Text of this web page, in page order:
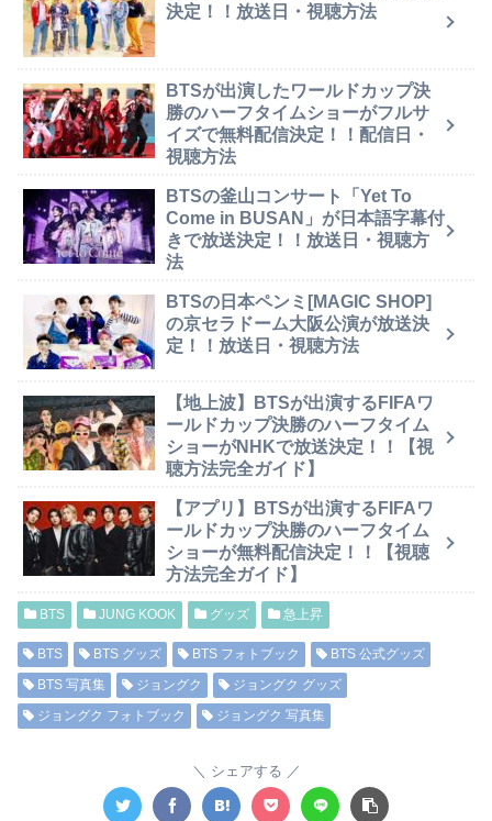
決定！！放送日・視聴方法
BTSが出演したワールドカップ決
勝のハーフタイムショーがフルサ
イズで無料配信決定！！配信日・
視聴方法
BTSの釜山コンサート「Yet To
Come in BUSAN」が日本語字幕付
きで放送決定！！放送日・視聴方
法
BTSの日本ペンミ[MAGIC SHOP]
の京セラドーム大阪公演が放送決
定！！放送日・視聴方法
【地上波】BTSが出演するFIFAワ
ールドカップ決勝のハーフタイム
ショーがNHKで放送決定！！【視
聴方法完全ガイド】
【アプリ】BTSが出演するFIFAワ
ールドカップ決勝のハーフタイム
ショーが無料配信決定！！【視聴
方法完全ガイド】
BTS JUNG KOOK グッズ 急上昇
BTS BTS グッズ BTS フォトブック
BTS 公式グッズ
BTS 写真集
ジョングク
ジョングク グッズ
ジョングク フォトブック
ジョングク 写真集
シェアする